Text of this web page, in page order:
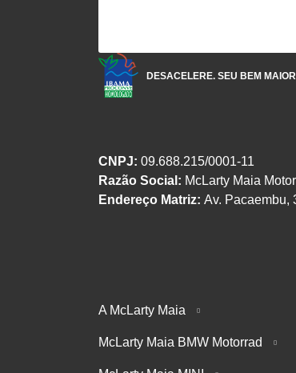
DESACELERE. SEU BEM
CNPJ: 09.688.215/0001-11
Razão Social: McLarty Maia
Endereço Matriz: Av. Pacaembu,
A McLarty Maia
McLarty Maia BMW Motorrad